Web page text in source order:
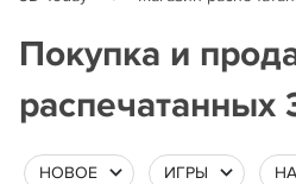
Покупка и
распечатанных
НОВОЕ ИГРЫ